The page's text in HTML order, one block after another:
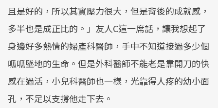
且是好的，所以其實壓力很大，但是背後的成就感，
多半也是成正比的。」友人C這一席話，讓我想起了
身邊好多熱情的婦產科醫師，手中不知道接過多少個
呱呱墜地的生命。但是外科醫師不能老是靠開刀的快
感在過活，小兒科醫師也一樣，光靠得人疼的幼小面
孔，不足以支撐他走下去。